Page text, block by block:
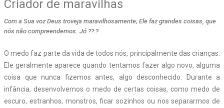
Criador de maravilhas
Com a Sua voz Deus troveja maravilhosamente; Ele faz grandes coisas, que
nós não compreendemos. Jó ??:?
Omedo faz parte da vida de todos nós, principalmente das crianças.
Ele geralmente aparece quando tentamos fazer algo novo, alguma
coisa que nunca fizemos antes, algo desconhecido. Durante a
infância, desenvolvemos o medo de certas coisas, como medo de
escuro, estranhos, monstros, ficar sozinhos ou nos separarmos de